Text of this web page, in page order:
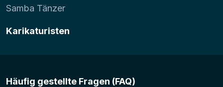
Samba Tänzer
Karikaturisten
Häufig gestellte Fragen (FAQ)